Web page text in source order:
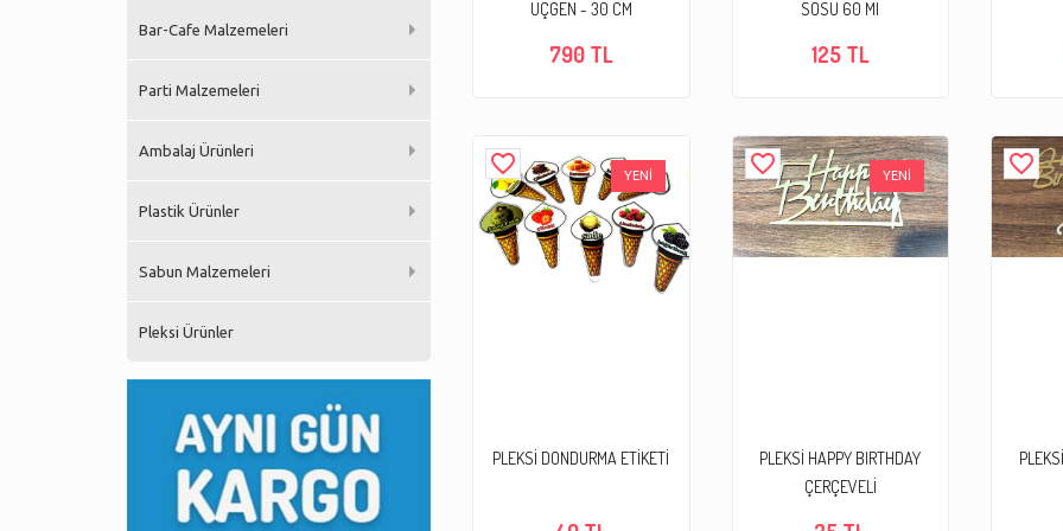
Bar-Cafe Malzemeleri
Parti Malzemeleri
Ambalaj Ürünleri
Plastik Ürünler
Sabun Malzemeleri
Pleksi Ürünler
ÜÇGEN - 30 CM
790 TL
SOSU 60 Ml
125 TL
favorite_border YENİ
PLEKSİ DONDURMA ETİKETİ
favorite_border YENİ
PLEKSİ HAPPY BIRTHDAY
ÇERÇEVELİ
favorite_border